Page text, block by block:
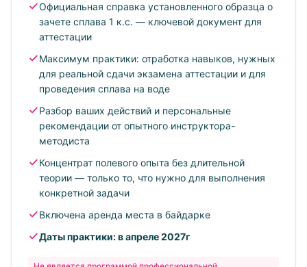
руководстве походом 1 категории сложности
Тех, кто хочет «прокачать» навыки в реальных
Практикующих гидов, желающих добавить в
своё портфолио подтверждённый категорийный
Официальная справка установленного образца о
зачете сплава 1 к.с. — ключевой документ для
аттестации
Максимум практики: отработка навыков, нужных
для реальной сдачи экзамена аттестации и для
проведения сплава на воде
Разбор ваших действий и персональные
рекомендации от опытного инструктора-
методиста
Концентрат полевого опыта без длительной
теории — только то, что нужно для выполнения
конкретной задачи
Включена аренда места в байдарке
Даты практики: в апреле 2027г